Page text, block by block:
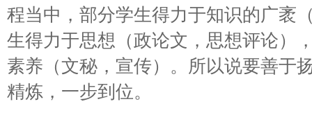
程当中，部分学生得力于知识的广袤
生得力于思想（政论文，思想评论）
素养（文秘，宣传）。所以说要善于
精炼，一步到位。